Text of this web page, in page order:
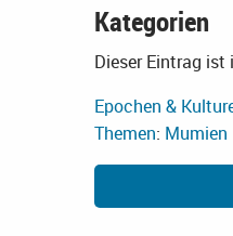
Kategorien
Dieser Eintrag
Epochen &
Themen: Mumien